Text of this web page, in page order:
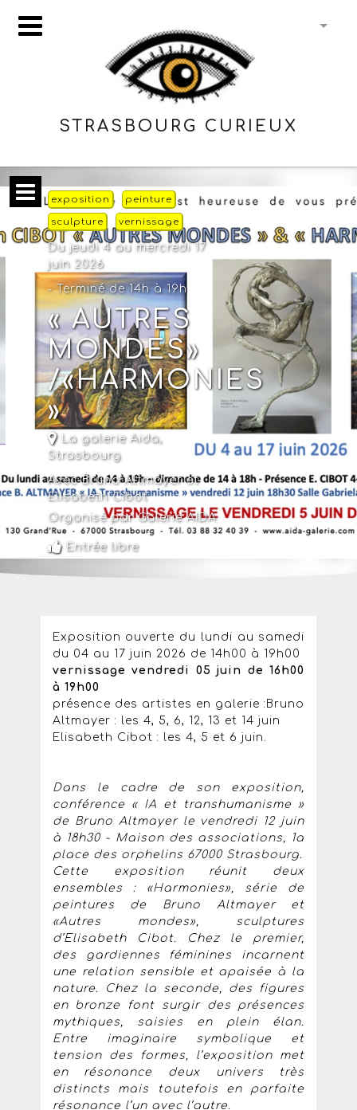
STRASBOURG CURIEUX
exposition peinture
sculpture vernissage
Du jeudi 4 au mercredi 17
juin 2026
- Terminé de 14h à 19h
« AUTRES
MONDES»
/«HARMONIES
»
La galerie Aida,
Strasbourg
Avec Bruno Altmayer et
Elisabeth Cibot
Organisé par Galerie AIDA
Entrée libre
Exposition ouverte du lundi au samedi
du 04 au 17 juin 2026 de 14h00 à 19h00
vernissage vendredi 05 juin de 16h00
à 19h00
présence des artistes en galerie :Bruno
Altmayer : les 4, 5, 6, 12, 13 et 14 juin
Elisabeth Cibot : les 4, 5 et 6 juin.
Dans le cadre de son exposition,
conférence « IA et transhumanisme »
de Bruno Altmayer le vendredi 12 juin
à 18h30 - Maison des associations, 1a
place des orphelins 67000 Strasbourg.
Cette exposition réunit deux
ensembles : «Harmonies», série de
peintures de Bruno Altmayer et
«Autres mondes», sculptures
d’Elisabeth Cibot. Chez le premier,
des gardiennes féminines incarnent
une relation sensible et apaisée à la
nature. Chez la seconde, des figures
en bronze font surgir des présences
mythiques, saisies en plein élan.
Entre imaginaire symbolique et
tension des formes, l’exposition met
en résonance deux univers très
distincts mais toutefois en parfaite
résonance l’un avec l’autre.